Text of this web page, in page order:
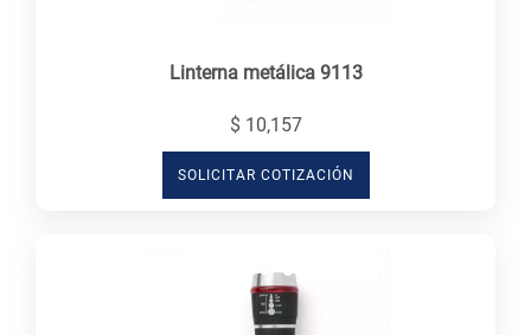
Linterna metálica 9113
$ 10,157
SOLICITAR COTIZACIÓN